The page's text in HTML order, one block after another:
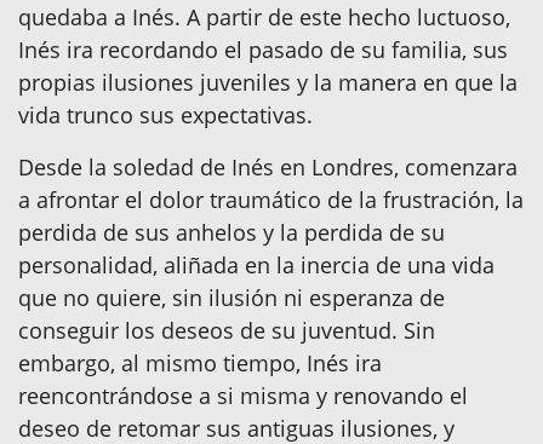
quedaba a Inés. A partir de este hecho luctuoso,
Inés ira recordando el pasado de su familia, sus
propias ilusiones juveniles y la manera en que la
vida trunco sus expectativas.
Desde la soledad de Inés en Londres, comenzara
a afrontar el dolor traumático de la frustración, la
perdida de sus anhelos y la perdida de su
personalidad, aliñada en la inercia de una vida
que no quiere, sin ilusión ni esperanza de
conseguir los deseos de su juventud. Sin
embargo, al mismo tiempo, Inés ira
reencontrándose a si misma y renovando el
deseo de retomar sus antiguas ilusiones, y